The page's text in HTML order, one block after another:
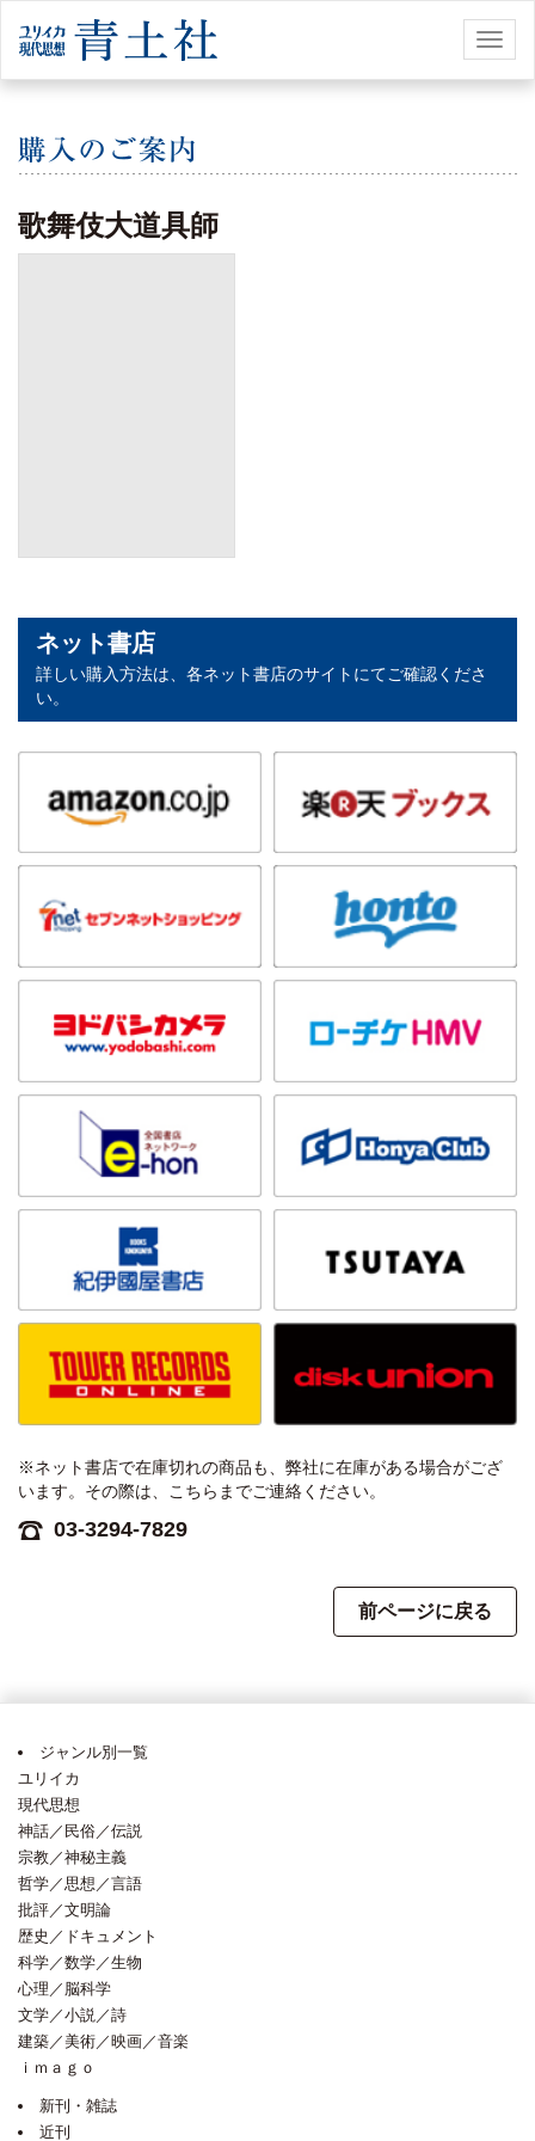
歌舞伎大道具師
ネット書店
詳しい購入方法は、各ネット書店のサイトにてご確認くださ
い。
※ネット書店で在庫切れの商品も、弊社に在庫がある場合がござ
います。その際は、こちらまでご連絡ください。
03-3294-7829
前ページに戻る
ジャンル別一覧
ユリイカ
現代思想
神話／民俗／伝説
宗教／神秘主義
哲学／思想／言語
批評／文明論
歴史／ドキュメント
科学／数学／生物
心理／脳科学
文学／小説／詩
建築／美術／映画／音楽
ｉｍａｇｏ
新刊・雑誌
近刊